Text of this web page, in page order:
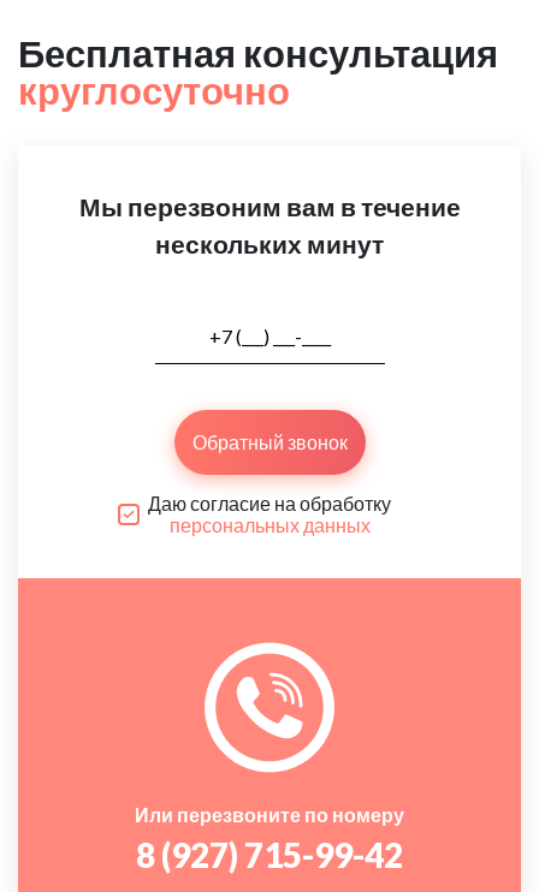
Бесплатная консультация
круглосуточно
Мы перезвоним вам в течение
нескольких минут
Обратный звонок
Даю согласие на обработку
персональных данных
Или перезвоните по номеру
8 (927) 715-99-42